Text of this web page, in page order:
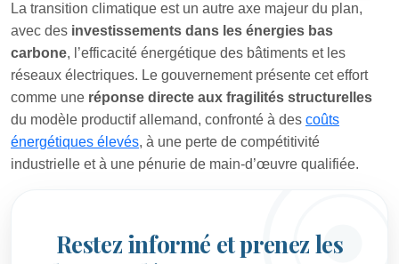
La transition climatique est un autre axe majeur du plan,
avec des investissements dans les énergies bas
carbone, l’efficacité énergétique des bâtiments et les
réseaux électriques. Le gouvernement présente cet effort
comme une réponse directe aux fragilités structurelles
du modèle productif allemand, confronté à des coûts
énergétiques élevés, à une perte de compétitivité
industrielle et à une pénurie de main-d’œuvre qualifiée.
Restez informé et prenez les